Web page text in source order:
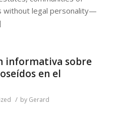
without legal personality—
informativa sobre
en el
/ by Gerard